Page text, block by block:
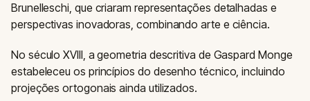
Brunelleschi, que criaram representações detalhadas e
perspectivas inovadoras, combinando arte e ciência.
No século XVIII, a geometria descritiva de Gaspard Monge
estabeleceu os princípios do desenho técnico, incluindo
projeções ortogonais ainda utilizados.